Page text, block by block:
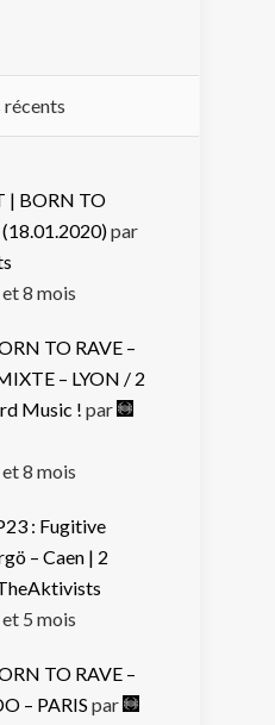
récents
| BORN TO
(18.01.2020)par
et 8 mois
TO RAVE –
– LYON / 2
Music ! par
et 8 mois
: Fugitive
– Caen | 2
et 5 mois
TO RAVE –
– PARIS par